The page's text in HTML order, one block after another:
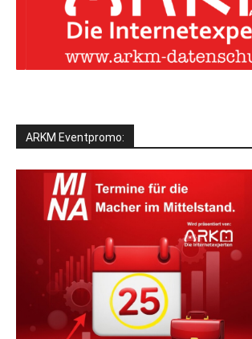
ARKM Eventpromo: